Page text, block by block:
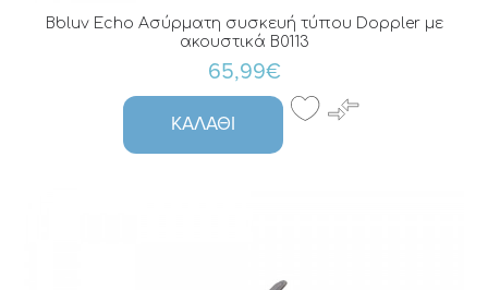
Bbluv Echo Ασύρματη συσκευή τύπου Doppler με
ακουστικά B0113
65,99€
ΚΑΛΆΘΙ